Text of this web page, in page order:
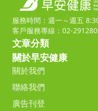
服務時間：週一～週五
客戶服務專線：02-
文章分類
關於早安健康
關於我們
聯絡我們
廣告刊登